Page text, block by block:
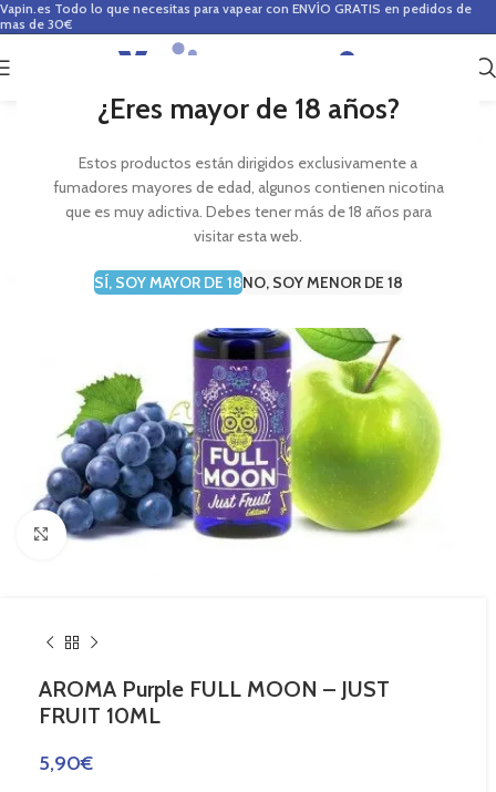
¿Eres mayor de 18 años?
Estos productos están dirigidos exclusivamente a
fumadores mayores de edad, algunos contienen nicotina
que es muy adictiva. Debes tener más de 18 años para
visitar esta web.
SÍ, SOY MAYOR DE 18NO, SOY MENOR DE 18
Vapin.es Todo lo que necesitas para vapear con ENVÍO GRATIS en pedidos de
mas de 30€
0
Haga Click para agrandar
AROMA Purple FULL MOON – JUST
FRUIT 10ML
5,90€